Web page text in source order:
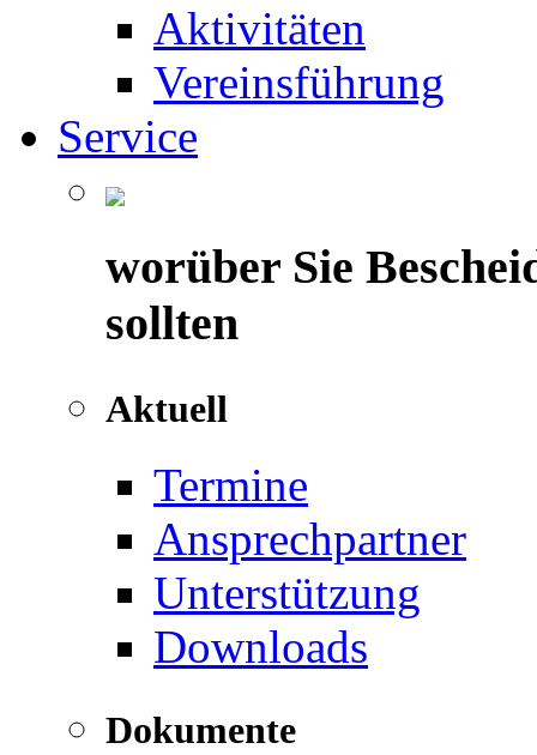
Aktivitäten
Vereinsführung
Service
worüber Sie
sollten
Aktuell
Termine
Ansprechpartner
Unterstützung
Downloads
Dokumente